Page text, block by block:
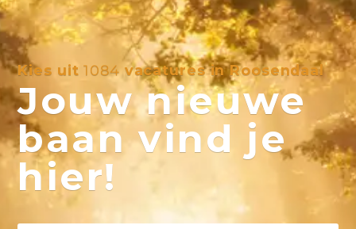
Kies uit1084vacatures in Roosendaal
Jouw nieuwe
baan vind je
hier!